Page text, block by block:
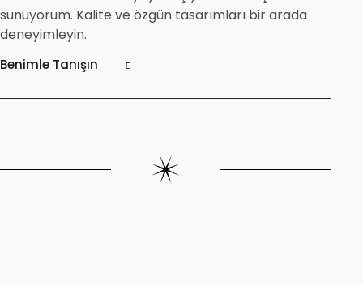
sunuyorum. Kalite ve özgün tasarımları bir arada
deneyimleyin.
Benimle Tanışın